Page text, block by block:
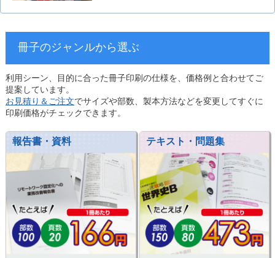
冊子のジャンルから選ぶ
利用シーン、目的に合った冊子印刷の仕様を、価格例と合わせてご
提案しています。
お見積り＆ご注文でサイズや部数、製本方法などを変更してすぐに
印刷価格がチェックできます。
報告書・資料 テキスト・問題集